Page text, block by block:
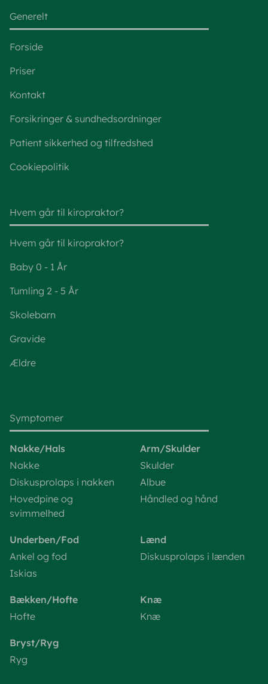
Generelt
Forside
Priser
Kontakt
Forsikringer & sundhedsordninger
Patient sikkerhed og tilfredshed
Cookiepolitik
Hvem går til kiropraktor?
Hvem går til kiropraktor?
Baby 0 - 1 År
Tumling 2 - 5 År
Skolebarn
Gravide
Ældre
Symptomer
Nakke/Hals
Nakke
Diskusprolaps i nakken
Hovedpine og
svimmelhed
Arm/Skulder
Skulder
Albue
Håndled og hånd
Underben/Fod
Ankel og fod
Iskias
Lænd
Diskusprolaps i lænden
Bækken/Hofte
Hofte
Knæ
Knæ
Bryst/Ryg
Ryg